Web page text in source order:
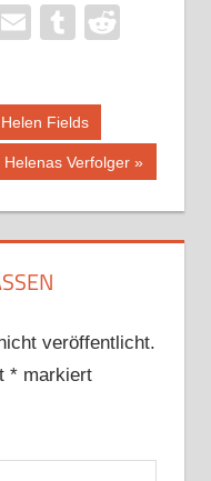
WhatsApp
EmailTumblr
Fields
Nächster
Helenas Verfolger
veröffentlicht.
*markiert